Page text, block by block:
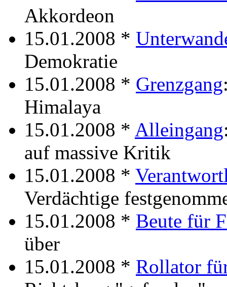
Akkordeon
15.01.2008 *
Demokratie
15.01.2008 * Grenzgang
Himalaya
15.01.2008 * Alleingang
auf massive Kritik
15.01.2008 *
Verdächtige
15.01.2008 * Beute für
über
15.01.2008 * Rollator